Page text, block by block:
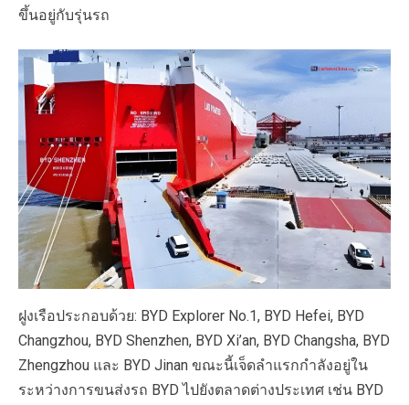
ขึ้นอยู่กับรุ่นรถ
ฝูงเรือประกอบด้วย: BYD Explorer No.1, BYD Hefei, BYD
Changzhou, BYD Shenzhen, BYD Xi’an, BYD Changsha, BYD
Zhengzhou และ BYD Jinan ขณะนี้เจ็ดลำแรกกำลังอยู่ใน
ระหว่างการขนส่งรถ BYD ไปยังตลาดต่างประเทศ เช่น BYD